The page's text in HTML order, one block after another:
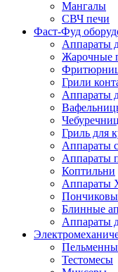
Мангалы
СВЧ печи
Фаст-Фуд
Аппараты
Жарочные
Грили
Аппараты
Гриль для
Аппараты
Аппараты
Коптильни
Аппараты
Блинные
Аппараты
Тестомесы